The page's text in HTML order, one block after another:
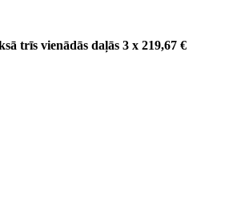
trīs vienādās daļās 3 x 219,67 €